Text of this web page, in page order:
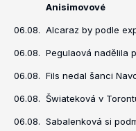
Anisimovové
06.08. Alcaraz by podle
06.08. Pegulaová nadělila
06.08. Fils nedal šanci
06.08. Šwiateková v
06.08. Sabalenková si